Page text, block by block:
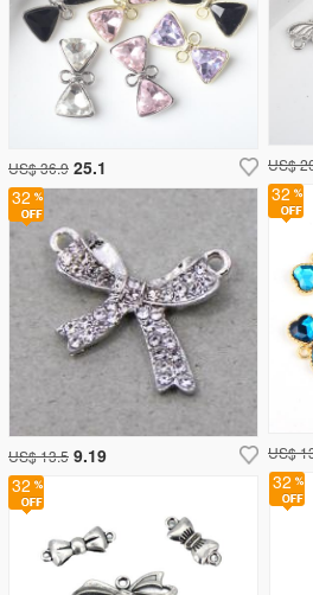
US$
US$ 36.9 25.1
32
US$
32
32
US$ 13.5 9.19
32